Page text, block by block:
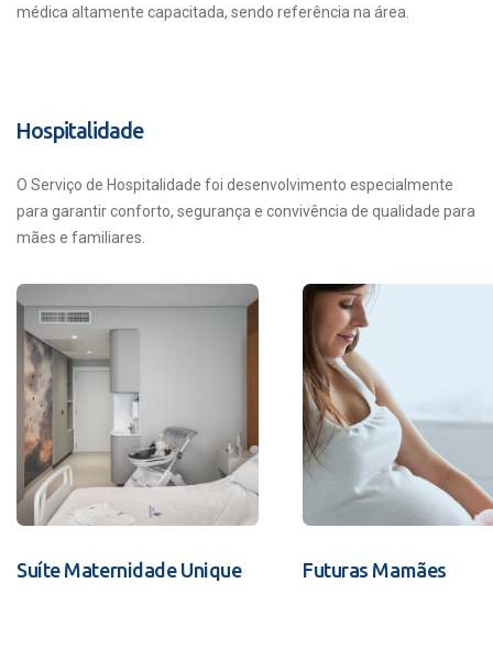
médica altamente capacitada, sendo referência na área.
Hospitalidade
O Serviço de Hospitalidade foi desenvolvimento especialmente
para garantir conforto, segurança e convivência de qualidade para
mães e familiares.
Suíte Maternidade Unique Futuras Mamães